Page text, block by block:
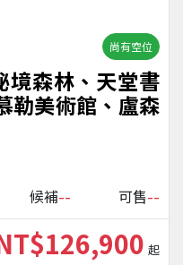
尚有空位
境森林、天堂書
勒美術館、盧森
候補-- 可售--
起